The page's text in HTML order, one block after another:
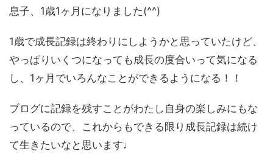
息子、1歳1ヶ月になりました(^^)
1歳で成長記録は終わりにしようかと思っていたけど、
やっぱりいくつになっても成長の度合いって気になる
し、1ヶ月でいろんなことができるようになる！！
ブログに記録を残すことがわたし自身の楽しみにもな
っているので、これからもできる限り成長記録は続け
て生きたいなと思います♩